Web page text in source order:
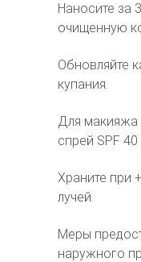
Наносите за
очищенную
Обновляйте
купания.
Для макияжа
спрей SPF 40
Храните при
лучей.
Меры
наружного